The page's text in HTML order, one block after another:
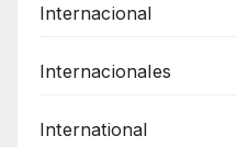
Internacional
Internacionales
International